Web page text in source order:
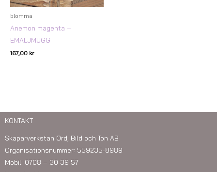
blomma
Anemon magenta –
EMALJMUGG
167,00 kr
KONTAKT
Skaparverkstan Ord, Bild och Ton AB
Organisationsnummer: 559235-8989
Mobil: 0708 – 30 39 57